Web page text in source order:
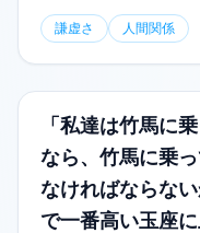
謙虚さ 人間関係
「私達は竹馬に
なら、竹馬に乗
なければならな
で一番高い玉座